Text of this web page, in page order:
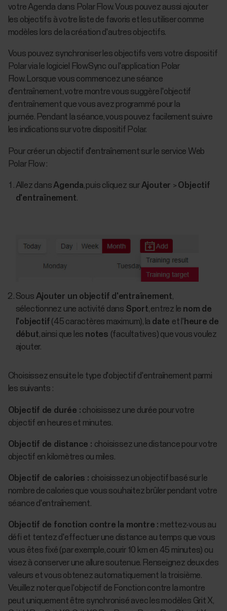
votre Agenda dans Polar Flow. Vous pouvez aussi ajouter
les objectifs à votre liste de favoris et les utiliser comme
modèles lors de la création d'autres objectifs.
Vous pouvez synchroniser les objectifs vers votre dispositif
Polar via le logiciel FlowSync ou l'application Polar
Flow. Lorsque vous commencez une séance
d'entraînement, votre montre vous suggère l'objectif
d'entraînement que vous avez programmé pour la
journée. Pendant la séance, vous pouvez facilement suivre
les indications sur votre dispositif Polar.
Pour créer un objectif d'entraînement sur le service Web
Polar Flow :
Allez dansAgenda, puis cliquez surAjouter >Objectif
d'entraînement.
Sous Ajouter un objectif d'entraînement,
sélectionnez une activité dans Sport, entrez le nom de
l'objectif (45 caractères maximum), la date et l' heure de
début, ainsi que les notes (facultatives) que vous voulez
ajouter.
Choisissez ensuite le type d'objectif d'entraînement parmi
les suivants :
Objectif de durée : choisissez une durée pour votre
objectif en heures et minutes.
Objectif de distance : choisissez une distance pour votre
objectif en kilomètres ou miles.
Objectif de calories : choisissez un objectif basé sur le
nombre de calories que vous souhaitez brûler pendant votre
séance d'entraînement.
Objectif de fonction contre la montre : mettez-vous au
défi et tentez d'effectuer une distance au temps que vous
vous êtes fixé (par exemple, courir 10 km en 45 minutes) ou
visez à conserver une allure soutenue. Renseignez deux des
valeurs et vous obtenez automatiquement la troisième.
Veuillez noter que l'objectif de Fonction contre la montre
peut uniquement être synchronisé avec les modèles Grit X,